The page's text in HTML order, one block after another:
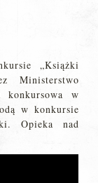
„Książki
Ministerstwo
konkursowa w
w konkursie
Opieka nad